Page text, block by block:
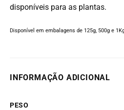
disponíveis para as plantas.
Disponível em embalagens de 125g, 500g e
INFORMAÇÃO ADICIONAL
PESO